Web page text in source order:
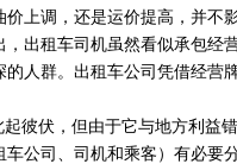
上调，还是运价提高，并不
租车司机虽然看似承包经
人群。出租车公司凭借经营
伏，但由于它与地方利益
公司、司机和乘客）有必要